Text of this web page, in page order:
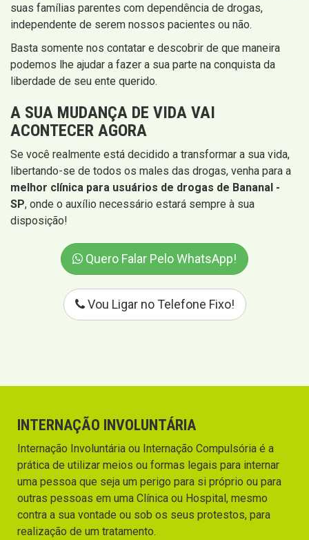
suas famílias parentes com dependência de drogas,
independente de serem nossos pacientes ou não.
Basta somente nos contatar e descobrir de que maneira
podemos lhe ajudar a fazer a sua parte na conquista da
liberdade de seu ente querido.
A SUA MUDANÇA DE VIDA VAI
ACONTECER AGORA
Se você realmente está decidido a transformar a sua vida,
libertando-se de todos os males das drogas, venha para a
melhor clínica para usuários de drogas de Bananal -
SP, onde o auxílio necessário estará sempre à sua
disposição!
Quero Falar Pelo WhatsApp!
Vou Ligar no Telefone Fixo!
INTERNAÇÃO INVOLUNTÁRIA
Internação Involuntária ou Internação Compulsória é a
prática de utilizar meios ou formas legais para internar
uma pessoa que seja um perigo para si próprio ou para
outras pessoas em uma Clínica ou Hospital, mesmo
contra a sua vontade ou sob os seus protestos, para
realização de um tratamento.